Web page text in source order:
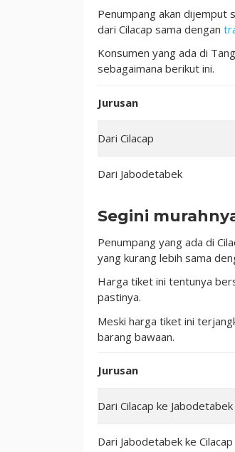
Penumpang akan dijemput
dari Cilacap sama dengan
Konsumen yang ada di
sebagaimana berikut ini.
Jurusan
Dari Cilacap
Dari Jabodetabek
Segini
Penumpang yang ada di
yang kurang lebih sama
Harga tiket ini tentunya
pastinya.
Meski harga tiket ini
barang bawaan.
Jurusan
Dari Cilacap ke Jabodetabek
Dari Jabodetabek ke Cilacap